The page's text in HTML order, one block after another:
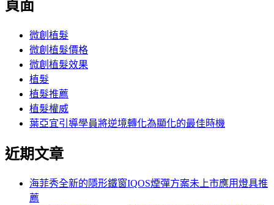
關
頁面
微創植髮
微創植髮價格
微創植髮效果
植髮
植髮推薦
植髮權威
葉亞宜引導學員將逆境轉化為顯化的最佳時機
近期文章
海菲秀全新的隱形鐵窗IQOS煙彈方案未上市應用燈具推
薦